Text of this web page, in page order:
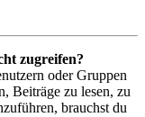
zugreifen?
oder Gruppen
Beiträge zu lesen, zu
brauchst du